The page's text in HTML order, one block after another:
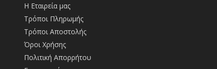
Η Εταιρεία μας
Τρόποι Πληρωμής
Τρόποι Αποστολής
Όροι Χρήσης
Πολιτική Απορρήτου